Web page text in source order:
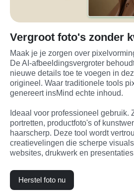
Vergroot foto's zonder
Maak je je zorgen over
De AI-afbeeldingsvergroter
nieuwe details toe te voegen in
origineel. Waar traditionele tools
genereert insMind echte inhoud.
Ideaal voor professioneel gebruik.
portretten, productfoto's of
haarscherp. Deze tool wordt
creatievelingen die scherpe
websites, drukwerk en
Herstel foto nu